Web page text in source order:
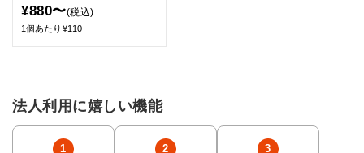
¥880〜(税込)
1個あたり¥110
法人利用に嬉しい機能